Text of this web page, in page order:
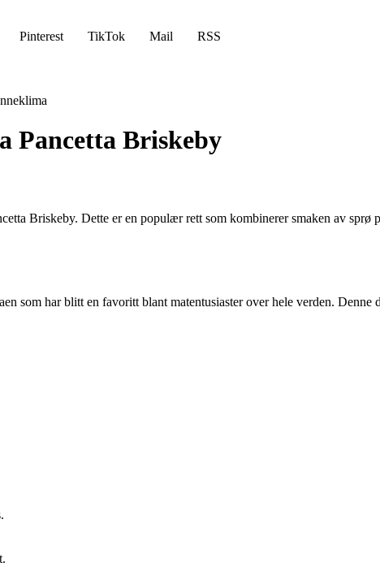
Pinterest TikTok Mail RSS
Pancetta Briskeby
Briskeby. Dette er en populær rett som kombinerer smaken av sprø
som har blitt en favoritt blant matentusiaster over hele verden.